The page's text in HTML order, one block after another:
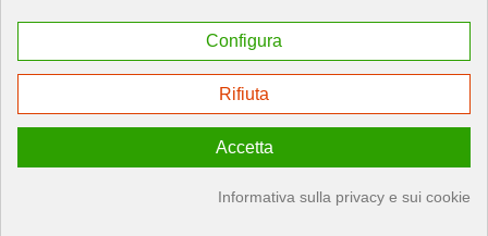
Informazioni
Configura
Rifiuta
Accetta
Informativa sulla privacy e sui cookie